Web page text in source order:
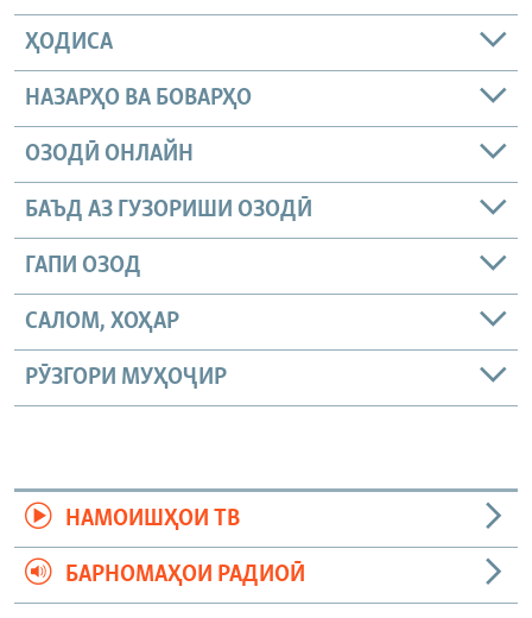
ҲОДИСА
НАЗАРҲО ВА БОВАРҲО
ОЗОДӢ ОНЛАЙН
БАЪД АЗ ГУЗОРИШИ ОЗОДӢ
ГАПИ ОЗОД
САЛОМ, ХОҲАР
РӮЗГОРИ МУҲОҶИР
НАМОИШҲОИ ТВ
БАРНОМАҲОИ РАДИОӢ